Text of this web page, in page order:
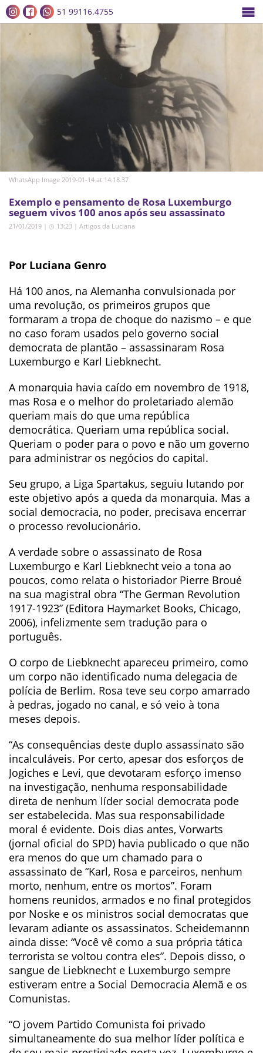
51 99116.4755
WhatsApp Image 2019-01-14 at 14.18.37
Exemplo e pensamento de Rosa Luxemburgo
seguem vivos 100 anos após seu assassinato
21/01/2019 | ◷ 13:23 | Artigos da Luciana
Por Luciana Genro
Há 100 anos, na Alemanha convulsionada por
uma revolução, os primeiros grupos que
formaram a tropa de choque do nazismo – e que
no caso foram usados pelo governo social
democrata de plantão – assassinaram Rosa
Luxemburgo e Karl Liebknecht.
A monarquia havia caído em novembro de 1918,
mas Rosa e o melhor do proletariado alemão
queriam mais do que uma república
democrática. Queriam uma república social.
Queriam o poder para o povo e não um governo
para administrar os negócios do capital.
Seu grupo, a Liga Spartakus, seguiu lutando por
este objetivo após a queda da monarquia. Mas a
social democracia, no poder, precisava encerrar
o processo revolucionário.
A verdade sobre o assassinato de Rosa
Luxemburgo e Karl Liebknecht veio a tona ao
poucos, como relata o historiador Pierre Broué
na sua magistral obra “The German Revolution
1917-1923” (Editora Haymarket Books, Chicago,
2006), infelizmente sem tradução para o
português.
O corpo de Liebknecht apareceu primeiro, como
um corpo não identificado numa delegacia de
polícia de Berlim. Rosa teve seu corpo amarrado
à pedras, jogado no canal, e só veio à tona
meses depois.
“As consequências deste duplo assassinato são
incalculáveis. Por certo, apesar dos esforços de
Jogiches e Levi, que devotaram esforço imenso
na investigação, nenhuma responsabilidade
direta de nenhum líder social democrata pode
ser estabelecida. Mas sua responsabilidade
moral é evidente. Dois dias antes, Vorwarts
(jornal oficial do SPD) havia publicado o que não
era menos do que um chamado para o
assassinato de “Karl, Rosa e parceiros, nenhum
morto, nenhum, entre os mortos”. Foram
homens reunidos, armados e no final protegidos
por Noske e os ministros social democratas que
levaram adiante os assassinatos. Scheidemannn
ainda disse: “Você vê como a sua própria tática
terrorista se voltou contra eles”. Depois disso, o
sangue de Liebknecht e Luxemburgo sempre
estiveram entre a Social Democracia Alemã e os
Comunistas.
“O jovem Partido Comunista foi privado
simultaneamente do sua melhor líder política e